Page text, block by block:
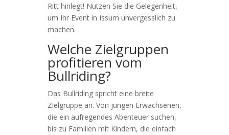
Ritt hinlegt! Nutzen Sie die Gelegenheit,
um Ihr Event in Issum unvergesslich zu
machen.
Welche Zielgruppen
profitieren vom
Bullriding?
Das Bullriding spricht eine breite
Zielgruppe an. Von jungen Erwachsenen,
die ein aufregendes Abenteuer suchen,
bis zu Familien mit Kindern, die einfach